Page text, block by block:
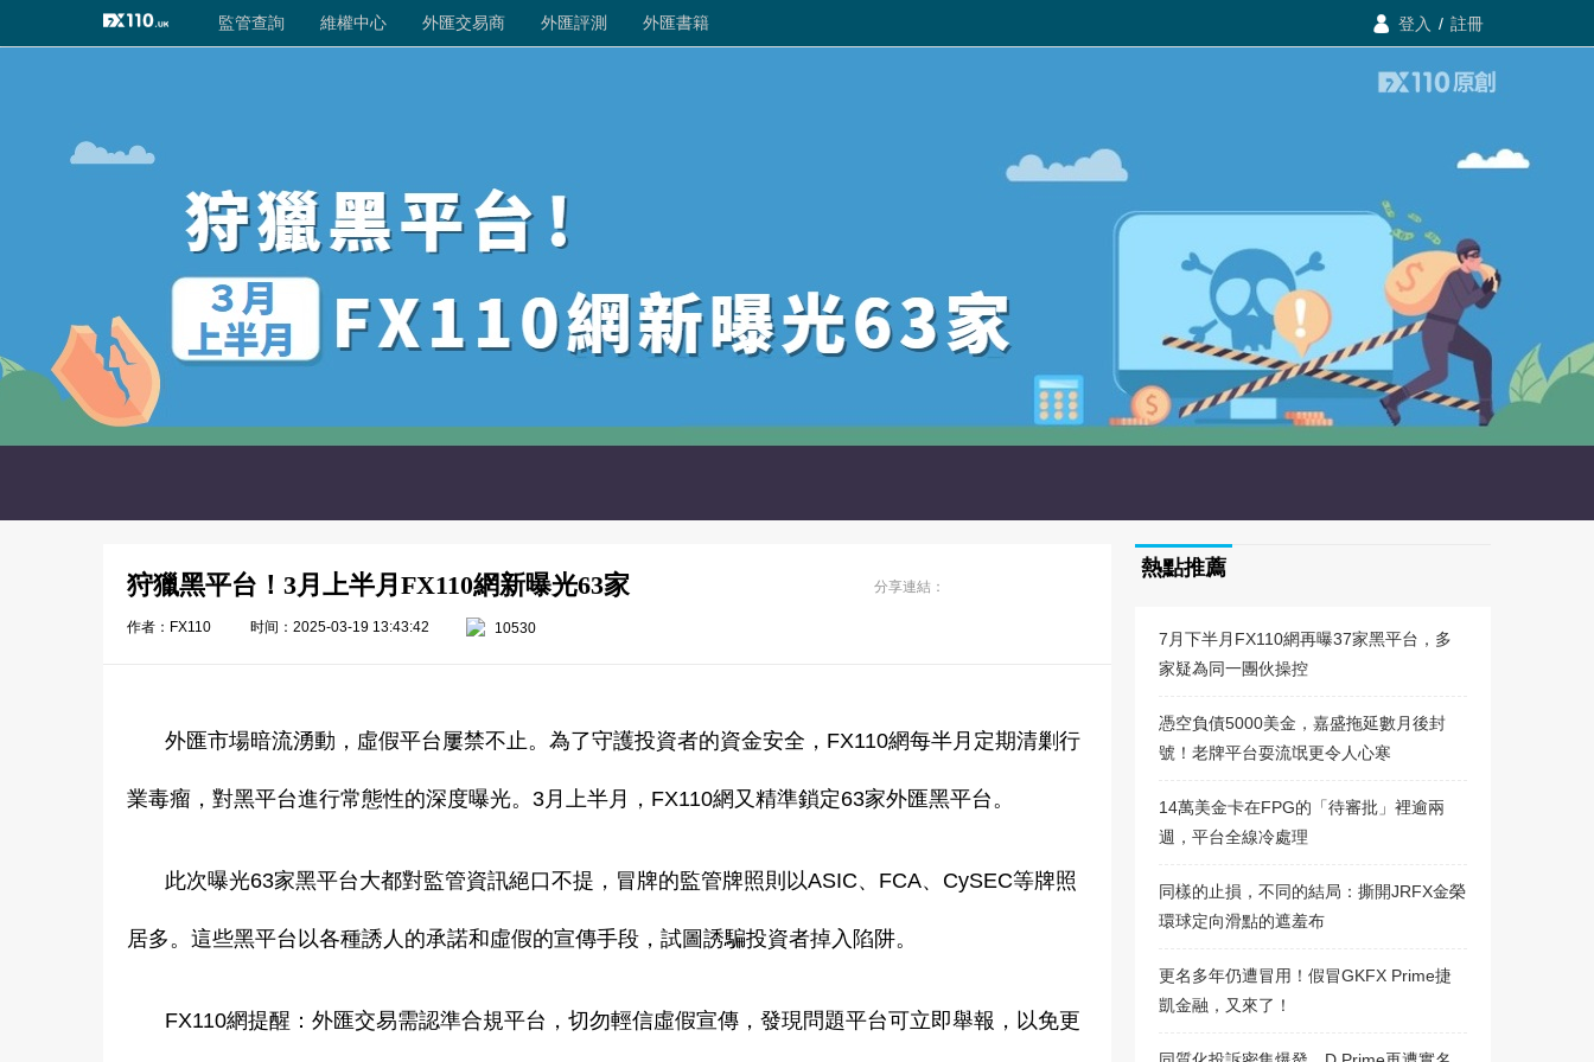
外匯交易商 監管查詢 監管評級  登入
狩獵黑平台！3月上半月FX110網新曝光63家 分享連結：
作者：FX110 时间：2025-03-19 13:43:42 10530
外匯市場暗流湧動，虛假平台屢禁不止。為了守護投資者的資金安全，FX110網每半月定期清剿行
業毒瘤，對黑平台進行常態性的深度曝光。3月上半月，FX110網又精準鎖定63家外匯黑平台。
此次曝光63家黑平台大都對監管資訊絕口不提，冒牌的監管牌照則以ASIC、FCA、CySEC等牌照
居多。這些黑平台以各種誘人的承諾和虛假的宣傳手段，試圖誘騙投資者掉入陷阱。
FX110網提醒：外匯交易需認準合規平台，切勿輕信虛假宣傳，發現問題平台可立即舉報，以免更
熱點推薦
7月下半月FX110網再曝37家黑平台，多
家疑為同一團伙操控
憑空負債5000美金，嘉盛拖延數月後封
號！老牌平台耍流氓更令人心寒
14萬美金卡在FPG的「待審批」裡逾兩
週，平台全線冷處理
同樣的止損，不同的結局：撕開JRFX金榮
環球定向滑點的遮羞布
更名多年仍遭冒用！假冒GKFX Prime捷
凱金融，又來了！
監管查詢 維權中心 外匯交易商 外匯評測 外匯書籍  登入 / 註冊